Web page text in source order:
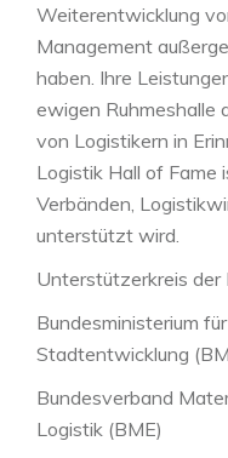
Weiterentwicklung
Management
haben. Ihre
ewigen Ruhmeshalle
von Logistikern in
Logistik Hall of Fame
Verbänden,
unterstützt wird.
Unterstützerkreis der
Bundesministerium
Stadtentwicklung
Bundesverband
Logistik (BME)